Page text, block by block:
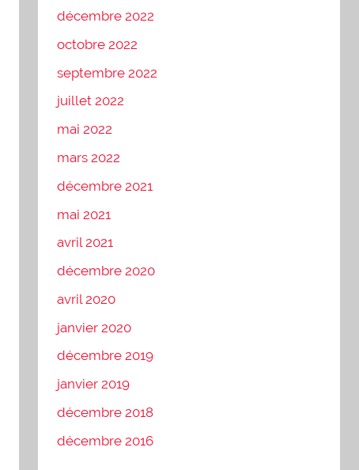
décembre 2022
octobre 2022
septembre 2022
juillet 2022
mai 2022
mars 2022
décembre 2021
mai 2021
avril 2021
décembre 2020
avril 2020
janvier 2020
décembre 2019
janvier 2019
décembre 2018
décembre 2016